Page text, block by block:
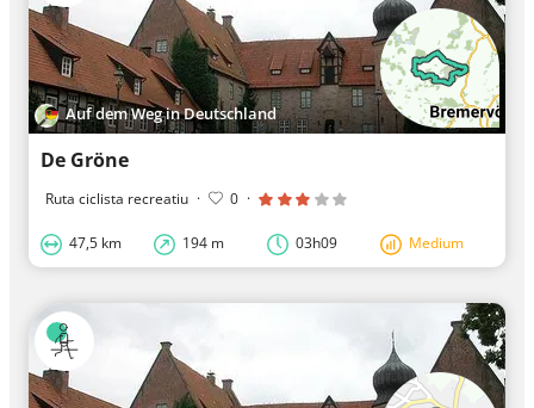
Auf dem Weg in Deutschland
De Gröne
Ruta ciclista recreatiu · 0 ·
47,5 km 194 m 03h09 Medium